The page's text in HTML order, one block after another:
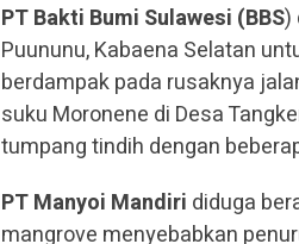
PT Bakti Bumi Sulawesi (BBS)
Puununu, Kabaena Selatan
berdampak pada rusaknya
suku Moronene di Desa
tumpang tindih dengan
PT Manyoi Mandiri diduga
mangrove menyebabkan